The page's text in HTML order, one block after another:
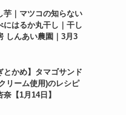
芋｜マツコの知らない
にはるか丸干し｜干し
しんあい農園｜3月3
とかめ】タマゴサンド
リーム使用)のレシピ
奈【1月14日】